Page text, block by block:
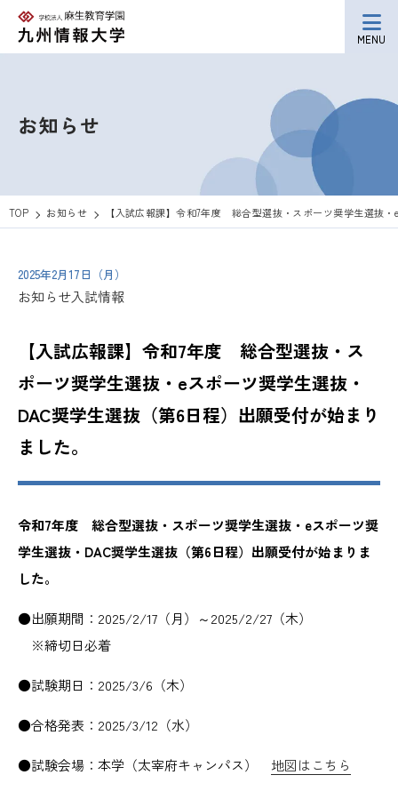
MENU
お知らせ
TOP お知らせ 【入試広報課】令和7年度 総合型選抜・スポーツ奨学生選抜
2025年2月17日（月）
お知らせ入試情報
【入試広報課】令和7年度 総合型選抜・ス
ポーツ奨学生選抜・eスポーツ奨学生選抜・
DAC奨学生選抜（第6日程）出願受付が始まり
ました。
令和7年度 総合型選抜・スポーツ奨学生選抜・eスポーツ奨
学生選抜・DAC奨学生選抜（第6日程）出願受付が始まりま
した。
●出願期間：2025/2/17（月）～2025/2/27（木）
※締切日必着
●試験期日：2025/3/6（木）
●合格発表：2025/3/12（水）
●試験会場：本学（太宰府キャンパス） 地図はこちら